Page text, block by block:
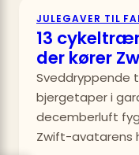
JULEGAVER TIL
13
der kører
Sveddryppende
bjergetaper i
decemberluft
Zwift-avatarens